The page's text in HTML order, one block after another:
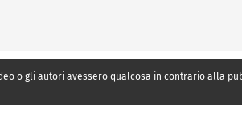
o gli autori avessero qualcosa in contrario alla